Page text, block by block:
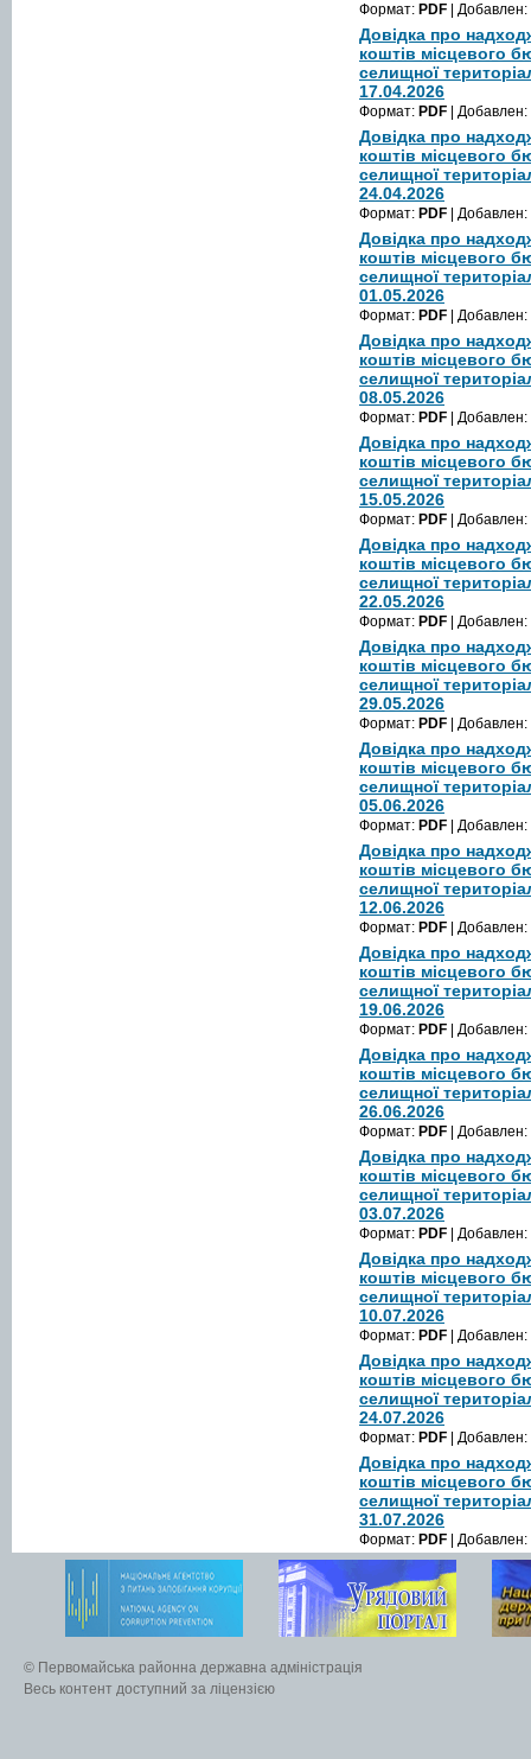
Формат: PDF | Добавлен:
Довідка про
коштів місцевого
селищної
17.04.2026
Формат: PDF | Добавлен:
Довідка про
коштів місцевого
селищної
24.04.2026
Формат: PDF | Добавлен:
Довідка про
коштів місцевого
селищної
01.05.2026
Формат: PDF | Добавлен:
Довідка про
коштів місцевого
селищної
08.05.2026
Формат: PDF | Добавлен:
Довідка про
коштів місцевого
селищної
15.05.2026
Формат: PDF | Добавлен:
Довідка про
коштів місцевого
селищної
22.05.2026
Формат: PDF | Добавлен:
Довідка про
коштів місцевого
селищної
29.05.2026
Формат: PDF | Добавлен:
Довідка про
коштів місцевого
селищної
05.06.2026
Формат: PDF | Добавлен:
Довідка про
коштів місцевого
селищної
12.06.2026
Формат: PDF | Добавлен:
Довідка про
коштів місцевого
селищної
19.06.2026
Формат: PDF | Добавлен:
Довідка про
коштів місцевого
селищної
26.06.2026
Формат: PDF | Добавлен:
Довідка про
коштів місцевого
селищної
03.07.2026
Формат: PDF | Добавлен:
Довідка про
коштів місцевого
селищної
10.07.2026
Формат: PDF | Добавлен:
Довідка про
коштів місцевого
селищної
24.07.2026
Формат: PDF | Добавлен:
Довідка про
коштів місцевого
селищної
31.07.2026
Формат: PDF | Добавлен:
© Первомайська районна державна адміністрація
Весь контент доступний за ліцензією